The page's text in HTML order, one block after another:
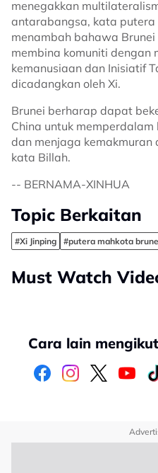
menegakkan
antarabangsa, kata putera
menambah bahawa
membina komuniti dengan
kemanusiaan dan Inisiatif
dicadangkan oleh Xi.
Brunei berharap dapat
China untuk
dan menjaga kemakmuran
kata Billah.
-- BERNAMA-XINHUA
Topic Berkaitan
#Xi Jinping #putera mahkota
Must Watch
Cara lain